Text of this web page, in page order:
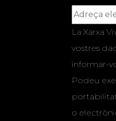
La Xarxa
vostres
informar-
Podeu
o